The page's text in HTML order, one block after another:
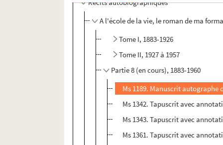
Récits autobiographiques
A l'école de la vie, le roman de ma
Tome I, 1883-1926
Tome II, 1927 à 1957
Partie 8 (en cours), 1883-1960
Ms 1189. Manuscrit autographe
Ms 1342. Tapuscrit avec
Ms 1343. Tapuscrit avec
Ms 1361. Tapuscrit avec